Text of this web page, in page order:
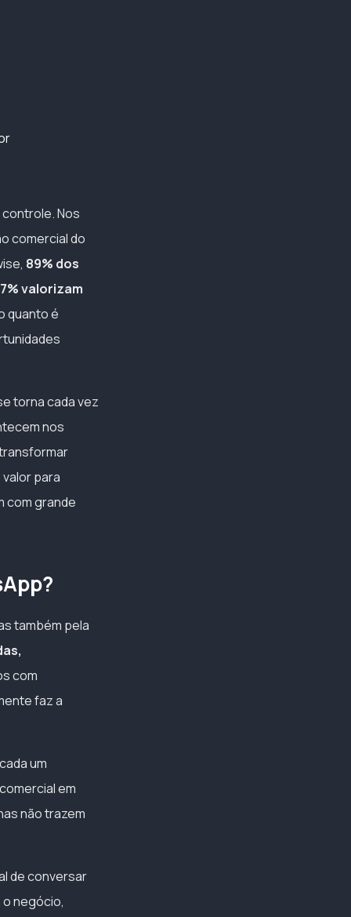
Nos
comercial do
89% dos
valorizam
quanto é
torna cada vez
nos
para
com grande
também pela
com
faz a
um
em
não trazem
de conversar
negócio,